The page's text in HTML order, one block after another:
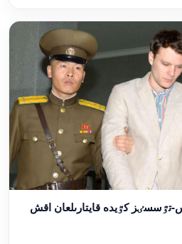
كٷيدە قايتارىلعان اقش